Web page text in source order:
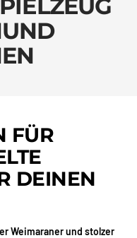
FÜR
DEINEN
Weimaraner und stolzer